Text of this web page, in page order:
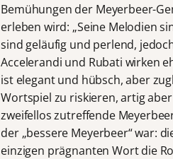
Bemühungen der Meyerbeer-
erleben wird: „Seine Melodien
sind geläufig und perlend,
Accelerandi und Rubati wirken
ist elegant und hübsch, aber
Wortspiel zu riskieren, artig
zweifellos zutreffende
der „bessere Meyerbeer“ war:
einzigen prägnanten Wort die